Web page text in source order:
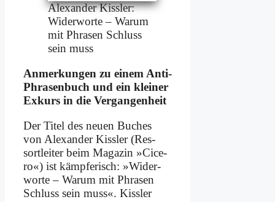
Alex­an­der Kiss­ler:
Wi­der­wor­te – War­um
mit Phra­sen Schluss
sein muss
An­mer­kun­gen zu ei­nem An­ti-
Phra­sen­buch und ein klei­ner
Ex­kurs in die Ver­gan­gen­heit
Der Ti­tel des neu­en Bu­ches
von Alex­an­der Kiss­ler (Res­
sort­lei­ter beim Ma­ga­zin »Ci­ce­
ro«) ist kämp­fe­risch: »Wi­der­
wor­te – War­um mit Phra­sen
Schluss sein muss«. Kiss­ler